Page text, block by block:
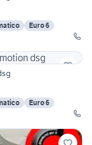
Euro 6
Euro 6